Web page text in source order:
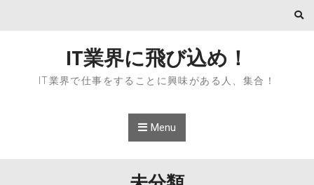
IT業界に飛び込め！
IT業界で仕事をすることに興味がある人、集合！
Menu